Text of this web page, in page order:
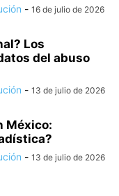
- 16 de julio de 2026
Los
del abuso
- 13 de julio de 2026
México:
- 13 de julio de 2026